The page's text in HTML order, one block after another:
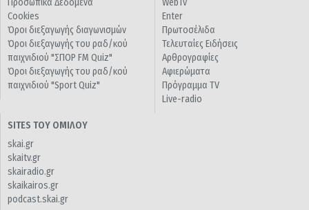
Προσωπικά Δεδομένα
Cookies
Όροι διεξαγωγής διαγωνισμών
Όροι διεξαγωγής του ραδ/κού
παιχνιδιού "ΣΠΟΡ FM Quiz"
Όροι διεξαγωγής του ραδ/κού
παιχνιδιού "Sport Quiz"
WebTv
Enter
Πρωτοσέλιδα
Τελευταίες Ειδήσεις
Αρθρογραφίες
Αφιερώματα
Πρόγραμμα TV
Live-radio
SITES ΤΟΥ ΟΜΙΛΟΥ
skai.gr
skaitv.gr
skairadio.gr
skaikairos.gr
podcast.skai.gr